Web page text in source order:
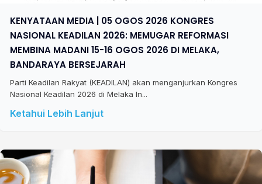
KENYATAAN MEDIA | 05 OGOS 2026 KONGRES
NASIONAL KEADILAN 2026: MEMUGAR REFORMASI
MEMBINA MADANI 15-16 OGOS 2026 DI MELAKA,
BANDARAYA BERSEJARAH
Parti Keadilan Rakyat (KEADILAN) akan menganjurkan Kongres
Nasional Keadilan 2026 di Melaka In...
Ketahui Lebih Lanjut